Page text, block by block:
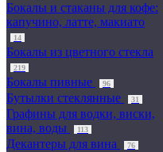
Бокалы и стаканы для кофе:
капучино, латте, макиато
14
Бокалы из цветного стекла
219
Бокалы пивные 96
Бутылки стеклянные 31
Графины для водки, виски,
вина, воды
113
Декантеры для вина 76